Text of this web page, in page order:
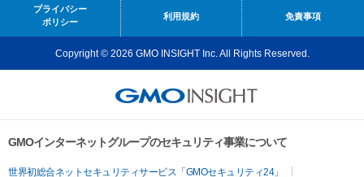
プライバシー
ポリシー
利用規約 免責事項
Copyright © 2026 GMO INSIGHT Inc. All Rights Reserved.
GMOインターネットグループのセキュリティ事業について
世界初総合ネットセキュリティサービス「GMOセキュリティ24」